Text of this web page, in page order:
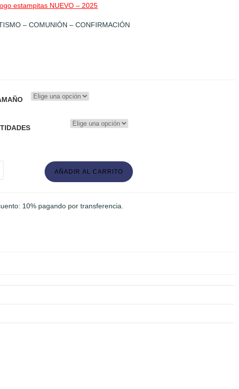
estampitas NUEVO – 2025
– COMUNIÓN – CONFIRMACIÓN
AÑADIR AL CARRITO
10% pagando por transferencia.